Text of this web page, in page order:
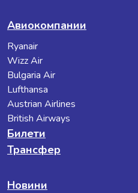
Авиокомпании
Ryanair
Wizz Air
Bulgaria Air
Lufthansa
Austrian Airlines
British Airways
Билети
Трансфер
Новини